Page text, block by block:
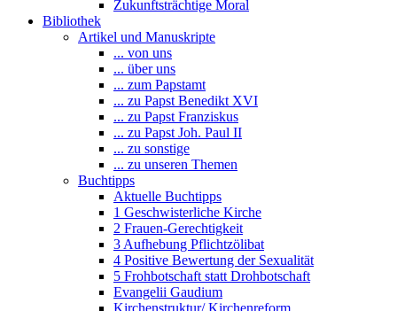
Zukunftsträchtige Moral
Bibliothek
Artikel und Manuskripte
... von uns
... über uns
... zum Papstamt
... zu Papst Benedikt XVI
... zu Papst Franziskus
... zu Papst Joh. Paul II
... zu sonstige
... zu unseren Themen
Buchtipps
Aktuelle Buchtipps
1 Geschwisterliche Kirche
2 Frauen-Gerechtigkeit
3 Aufhebung Pflichtzölibat
4 Positive Bewertung der Sexualität
5 Frohbotschaft statt Drohbotschaft
Evangelii Gaudium
Kirchenstruktur/ Kirchenreform